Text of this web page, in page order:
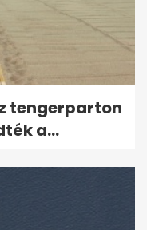
tengerparton
a...